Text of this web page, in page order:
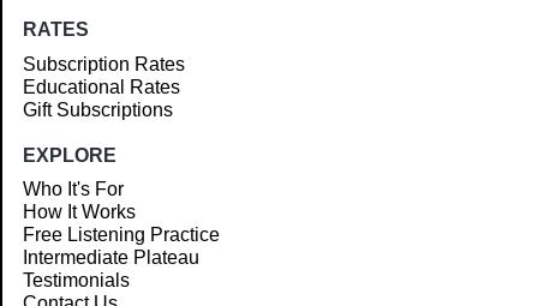
RATES
Subscription Rates
Educational Rates
Gift Subscriptions
EXPLORE
Who It's For
How It Works
Free Listening Practice
Intermediate Plateau
Testimonials